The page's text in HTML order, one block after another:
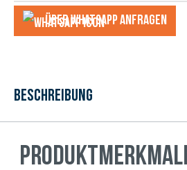
Über WhatsApp anfragеn
Beschreibung